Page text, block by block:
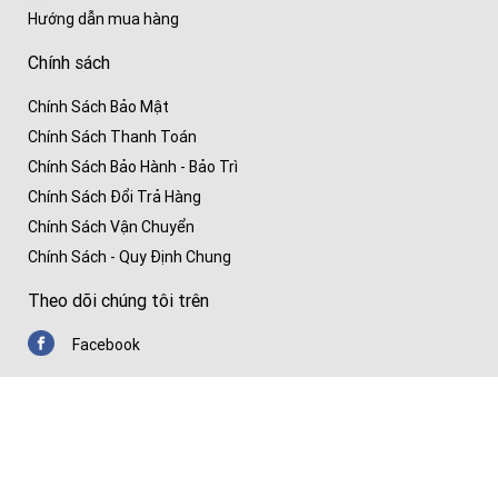
Hướng dẫn mua hàng
Chính sách
Chính Sách Bảo Mật
Chính Sách Thanh Toán
Chính Sách Bảo Hành - Bảo Trì
Chính Sách Đổi Trả Hàng
Chính Sách Vận Chuyển
Chính Sách - Quy Định Chung
Theo dõi chúng tôi trên
Facebook